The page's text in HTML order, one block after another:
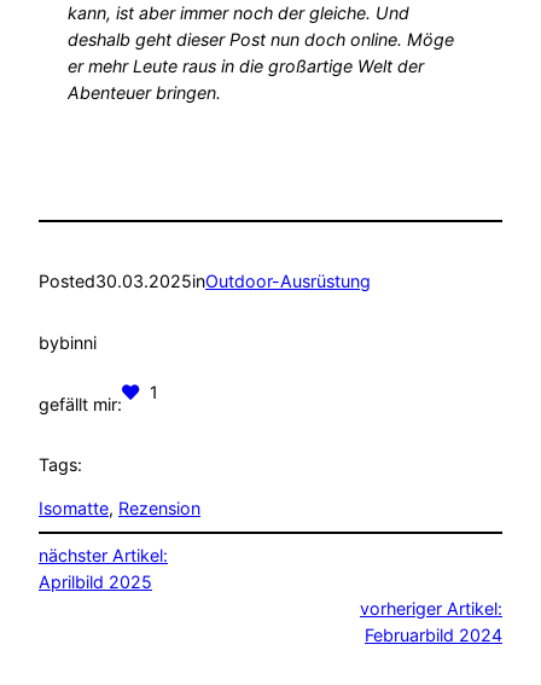
kann, ist aber immer noch der gleiche. Und
deshalb geht dieser Post nun doch online. Möge
er mehr Leute raus in die großartige Welt der
Abenteuer bringen.
Posted30.03.2025inOutdoor-Ausrüstung
bybinni
gefällt mir:
1
Tags:
Isomatte, Rezension
nächster Artikel:
Aprilbild 2025
vorheriger Artikel:
Februarbild 2024